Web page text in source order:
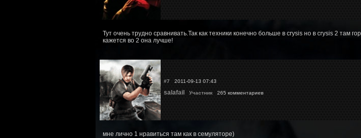
Тут очень трудно сравнивать.Так как техники конечно больше в crysis но в crysis 2
кажется во 2 она лучше!
#7 2011-09-13 07:43
salafail Участник265 комментариев
мне лично 1 нравиться там как в семуляторе)